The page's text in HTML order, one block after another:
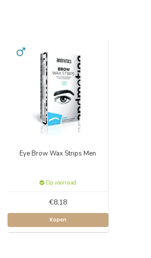
Eye Brow Wax Strips Men
Op voorraad
€8,18
Kopen